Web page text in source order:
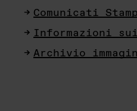
Comunicati
Informazioni
Archivio